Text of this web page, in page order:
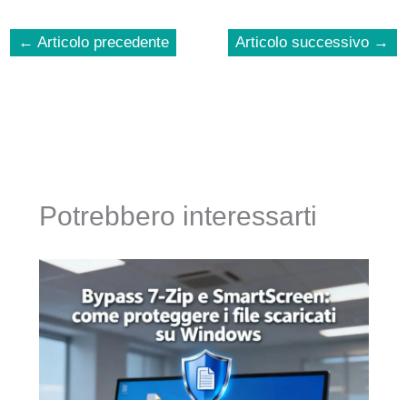
← Articolo precedente Articolo successivo →
Potrebbero interessarti